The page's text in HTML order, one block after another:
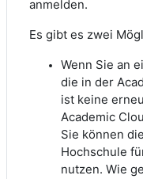
anmelden.
Es gibt es zwei
Wenn Sie an
die in der
ist keine
Academic
Sie können
Hochschule
nutzen. Wie